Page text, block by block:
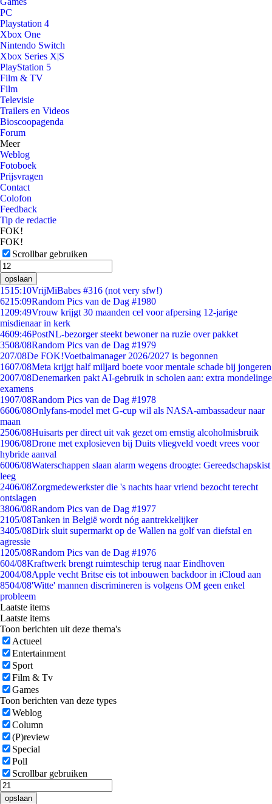
PC
Playstation 4
Xbox One
Nintendo Switch
Xbox Series X|S
PlayStation 5
Film & TV
Film
Televisie
Trailers en Videos
Bioscoopagenda
Forum
Meer
Weblog
Fotoboek
Prijsvragen
Contact
Colofon
Feedback
Tip de redactie
FOK!
FOK!
Scrollbar gebruiken
opslaan
1515:10VrijMiBabes #316 (not very sfw!)
6215:09Random Pics van de Dag #1980
1209:49Vrouw krijgt 30 maanden cel voor afpersing 12-jarige
misdienaar in kerk
4609:46PostNL-bezorger steekt bewoner na ruzie over pakket
3508/08Random Pics van de Dag #1979
207/08De FOK!Voetbalmanager 2026/2027 is begonnen
1607/08Meta krijgt half miljard boete voor mentale schade bij jongeren
2007/08Denemarken pakt AI-gebruik in scholen aan: extra mondelinge
examens
1907/08Random Pics van de Dag #1978
6606/08Onlyfans-model met G-cup wil als NASA-ambassadeur naar
maan
2506/08Huisarts per direct uit vak gezet om ernstig alcoholmisbruik
1906/08Drone met explosieven bij Duits vliegveld voedt vrees voor
hybride aanval
6006/08Waterschappen slaan alarm wegens droogte: Gereedschapskist
leeg
2406/08Zorgmedewerkster die 's nachts haar vriend bezocht terecht
ontslagen
3806/08Random Pics van de Dag #1977
2105/08Tanken in België wordt nóg aantrekkelijker
3405/08Dirk sluit supermarkt op de Wallen na golf van diefstal en
agressie
1205/08Random Pics van de Dag #1976
604/08Kraftwerk brengt ruimteschip terug naar Eindhoven
2004/08Apple vecht Britse eis tot inbouwen backdoor in iCloud aan
8504/08'Witte' mannen discrimineren is volgens OM geen enkel
probleem
Laatste items
Laatste items
Toon berichten uit deze thema's
Actueel
Entertainment
Sport
Film & Tv
Games
Toon berichten van deze types
Weblog
Column
(P)review
Special
Poll
Scrollbar gebruiken
opslaan